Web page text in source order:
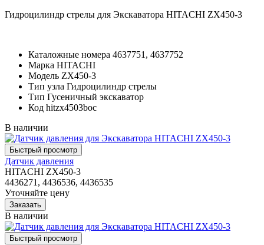
Гидроцилиндр стрелы для Экскаватора HITACHI ZX450-3
Каталожные номера 4637751, 4637752
Марка HITACHI
Модель ZX450-3
Тип узла Гидроцилиндр стрелы
Тип Гусеничный экскаватор
Код hitzx4503boc
В наличии
Датчик давления
HITACHI ZX450-3
4436271, 4436536, 4436535
Уточняйте цену
В наличии